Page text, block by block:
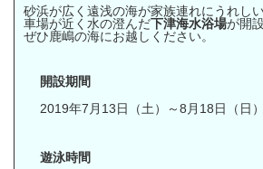
砂浜が広く遠浅の海が家族連れにうれし
車場が近く水の澄んだ下津海水浴場が開
ぜひ鹿嶋の海にお越しください。
開設期間
2019年7月13日（土）～8月18日（日）
遊泳時間